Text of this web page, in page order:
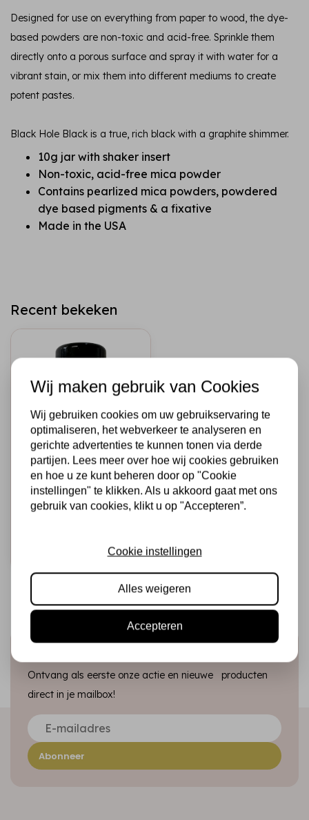
Designed for use on everything from paper to wood, the dye-
based powders are non-toxic and acid-free. Sprinkle them
directly onto a porous surface and spray it with water for a
vibrant stain, or mix them into different mediums to create
potent pastes.
Black Hole Black is a true, rich black with a graphite shimmer.
10g jar with shaker insert
Non-toxic, acid-free mica powder
Contains pearlized mica powders, powdered
dye based pigments & a fixative
Made in the USA
Recent bekeken
LINDY'S STAMP GANG
Black Hole Black
Magical Shaker 2.0
Ontvang als eerste onze actie en nieuwe producten
direct in je mailbox!
Abonneer
Wij maken gebruik van Cookies
Wij gebruiken cookies om uw gebruikservaring te
optimaliseren, het webverkeer te analyseren en
gerichte advertenties te kunnen tonen via derde
partijen. Lees meer over hoe wij cookies gebruiken
en hoe u ze kunt beheren door op "Cookie
instellingen" te klikken. Als u akkoord gaat met ons
gebruik van cookies, klikt u op "Accepteren”.
Cookie instellingen
Alles weigeren
Accepteren